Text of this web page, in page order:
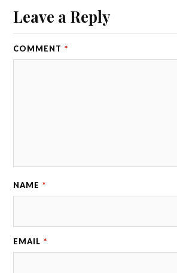
Leave a Reply
COMMENT *
NAME *
EMAIL *